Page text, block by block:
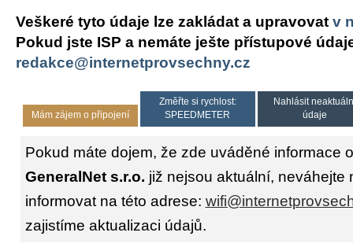
Veškeré tyto údaje lze zakládat a upravovat v
Pokud jste ISP a nemáte ješte přístupové
redakce@internetprovsechny.cz
Mám zájem o připojení
Změřte si rychlost:
SPEEDMETER
Nahlásit
údaje
Pokud máte dojem, že zde uváděné informace
GeneralNet s.r.o. již nejsou aktuální, neváhejte
informovat na této adrese:
zajistíme aktualizaci údajů.